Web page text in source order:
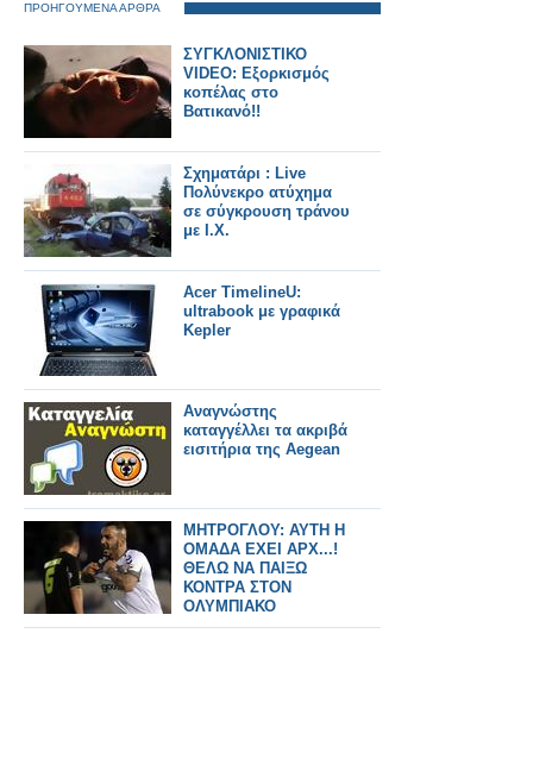
ΠΡΟΗΓΟΥΜΕΝΑ ΑΡΘΡΑ
ΣΥΓΚΛΟΝΙΣΤΙΚΟ
VIDEO: Εξορκισμός
κοπέλας στο
Βατικανό!!
Σχηματάρι : Live
Πολύνεκρο ατύχημα
σε σύγκρουση τράνου
με Ι.Χ.
Acer TimelineU:
ultrabook με γραφικά
Kepler
Αναγνώστης
καταγγέλλει τα ακριβά
εισιτήρια της Aegean
ΜΗΤΡΟΓΛΟΥ: ΑΥΤΗ Η
ΟΜΑΔΑ ΕΧΕΙ ΑΡΧ...!
ΘΕΛΩ ΝΑ ΠΑΙΞΩ
ΚΟΝΤΡΑ ΣΤΟΝ
ΟΛΥΜΠΙΑΚΟ